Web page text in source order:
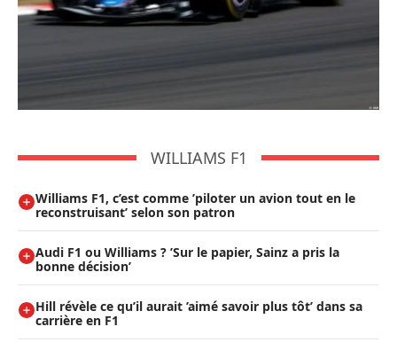
WILLIAMS F1
Williams F1, c’est comme ’piloter un avion tout en le
reconstruisant’ selon son patron
Audi F1 ou Williams ? ’Sur le papier, Sainz a pris la
bonne décision’
Hill révèle ce qu’il aurait ’aimé savoir plus tôt’ dans sa
carrière en F1